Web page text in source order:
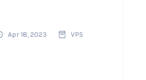
Apr 18, 2023
VPS